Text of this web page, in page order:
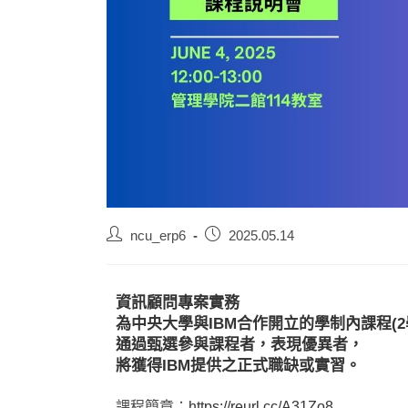
ncu_erp6 2025.05.14
資訊顧問專案實務
為中央大學與IBM合作開立的學制內課程
通過甄選參與課程者，表現優異者，
將獲得IBM提供之正式職缺或實習。